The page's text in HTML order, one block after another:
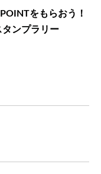
をもらおう！
タンプラリー